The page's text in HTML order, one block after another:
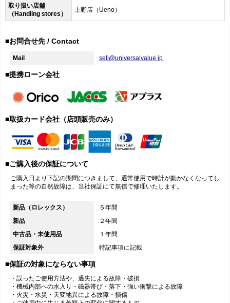
取り扱い店舗
（Handling stores）
上野店（Ueno）
■お問合せ先 / Contact
Mail sell@universalvalue.jp
■提携ローン会社
■取扱カード会社（店頭販売のみ）
■ご購入後の保証について
ご購入日より下記の期間につきまして、通常使用で時計が動かなくなってし
まった等の自然故障は、当社保証にて無償で修理いたします。
新品（ロレックス）
５年間
新品
２年間
中古品・未使用品
１年間
保証対象外
特記事項に記載
■保証の対象にならない事項
・誤ったご使用方法や、過失による故障・破損
・機械内部への水入り・磁器帯び・落下・強い衝撃による故障
・火災・水災・天変地異による故障・損傷